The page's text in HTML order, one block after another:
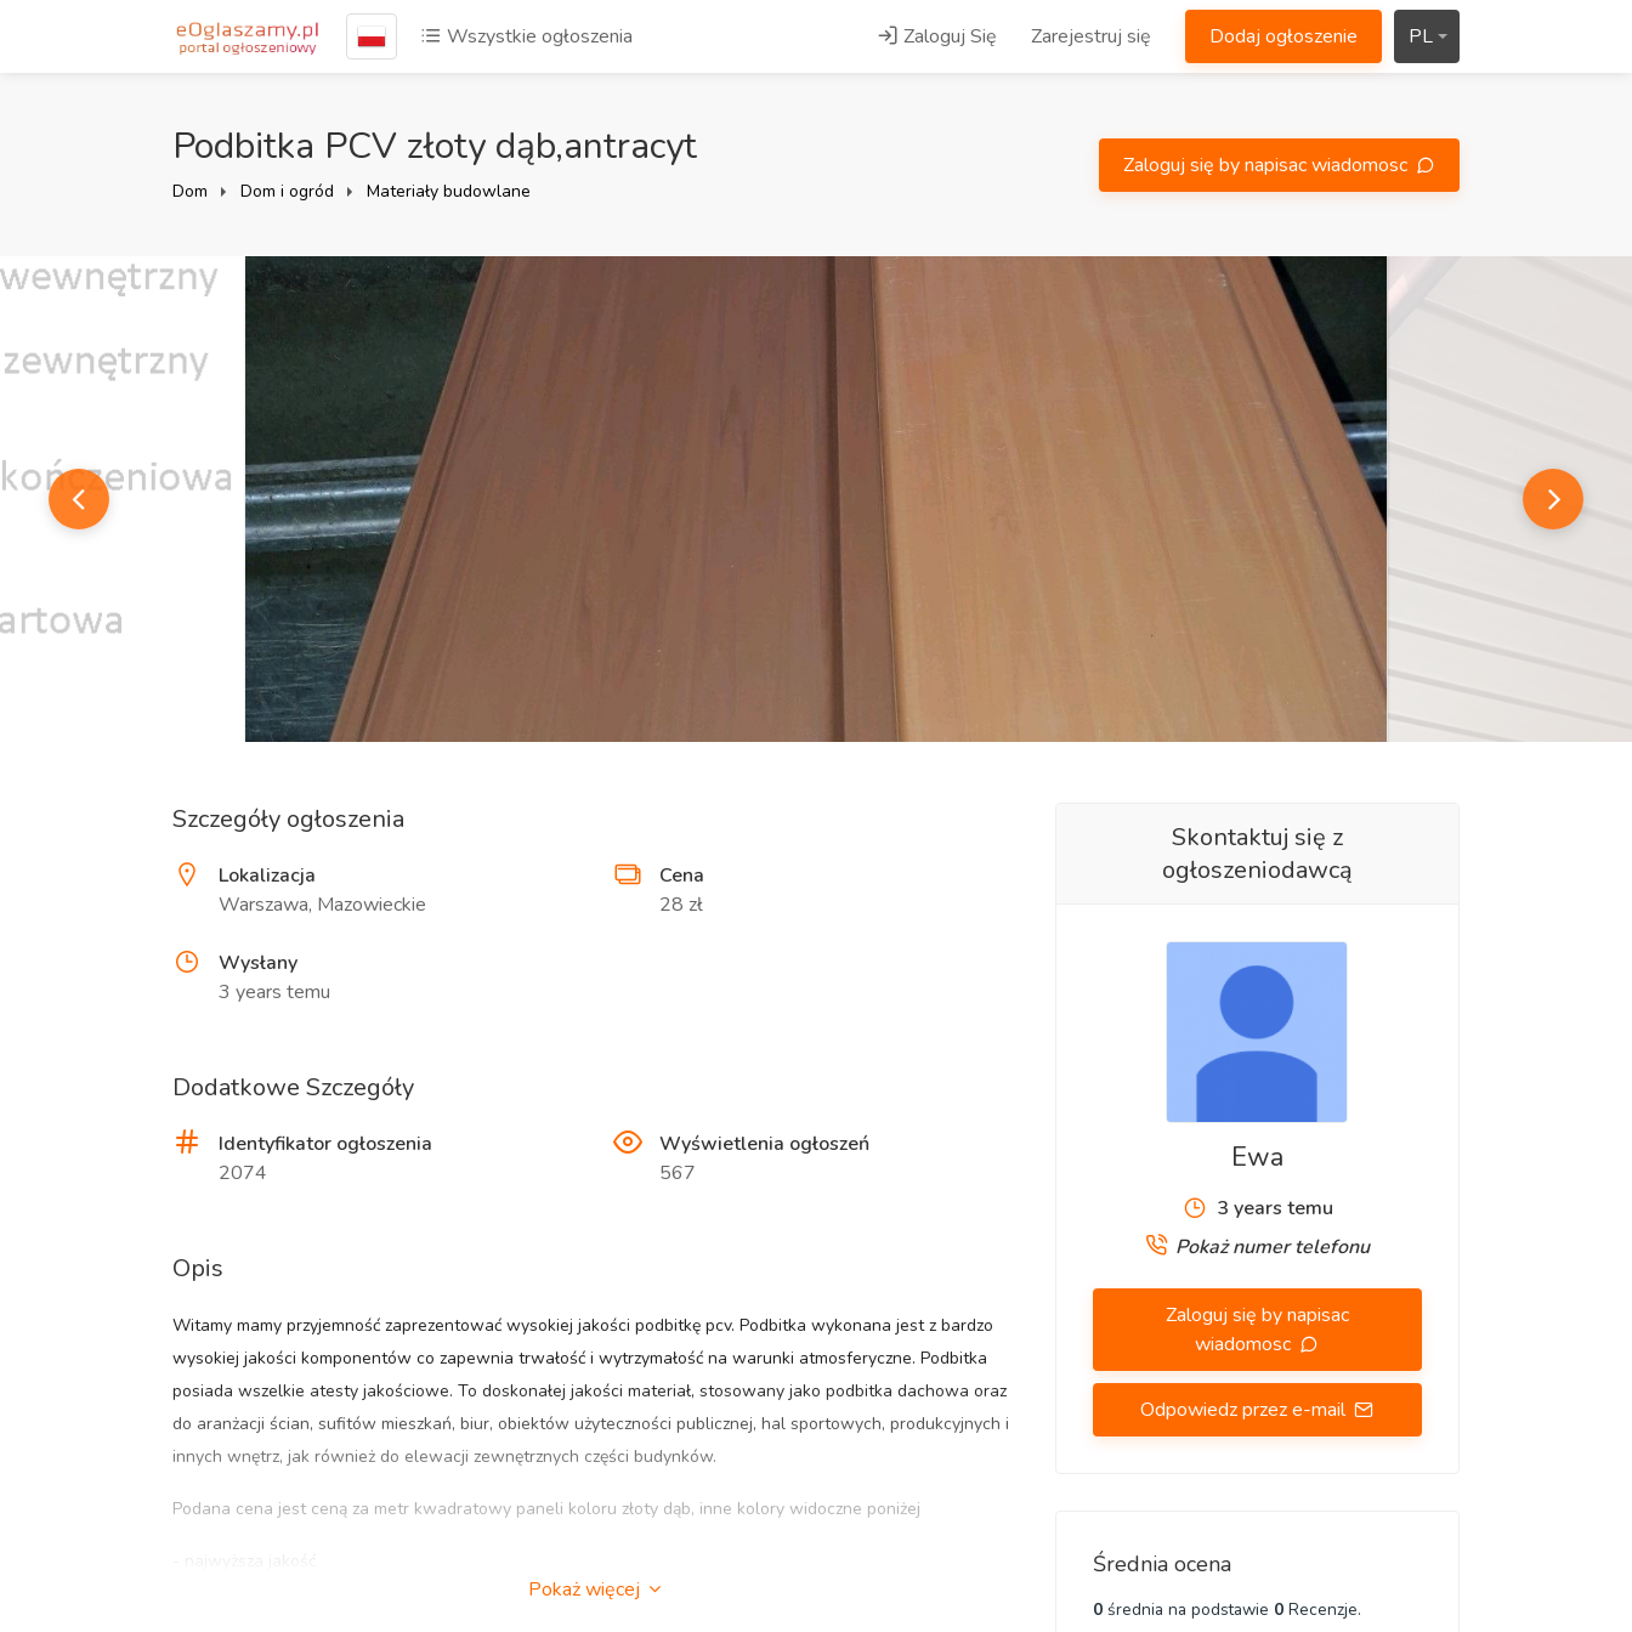
Wszystkie ogłoszenia Zaloguj Się Zarejestruj się Dodaj ogłoszenie PL
Podbitka PCV złoty dąb,antracyt
Dom Dom i ogród Materiały budowlane
Zaloguj się by napisac wiadomosc
Szczegóły ogłoszenia
Lokalizacja
Warszawa, Mazowieckie
Cena
28 zł
Wysłany
3 years temu
Dodatkowe Szczegóły
Identyfikator ogłoszenia
2074
Wyświetlenia ogłoszeń
567
Opis
Witamy mamy przyjemność zaprezentować wysokiej jakości podbitkę pcv. Podbitka wykonana jest z bardzo
wysokiej jakości komponentów co zapewnia trwałość i wytrzymałość na warunki atmosferyczne. Podbitka
posiada wszelkie atesty jakościowe. To doskonałej jakości materiał, stosowany jako podbitka dachowa oraz
do aranżacji ścian, sufitów mieszkań, biur, obiektów użyteczności publicznej, hal sportowych, produkcyjnych i
innych wnętrz, jak również do elewacji zewnętrznych części budynków.
Podana cena jest ceną za metr kwadratowy paneli koloru złoty dąb, inne kolory widoczne poniżej
Pokaż więcej
Skontaktuj się z
ogłoszeniodawcą
Ewa
3 years temu
Pokaż numer telefonu
Zaloguj się by napisac
wiadomosc
Odpowiedz przez e-mail
Średnia ocena
0średnia na podstawie 0Recenzje.